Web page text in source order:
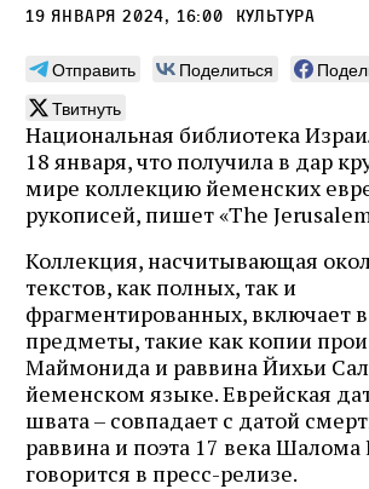
19 января 2024, 16:00 культура
Отправить Поделиться
Твитнуть
Национальная библиотека
18 января, что получила в дар
мире коллекцию йеменских
рукописей, пишет «The
Коллекция, насчитывающая
текстов, как полных, так и
фрагментированных, включает
предметы, такие как копии
Маймонида и раввина Йихьи
йеменском языке. Еврейская
швата – совпадает с датой
раввина и поэта 17 века
говорится в пресс-релизе.